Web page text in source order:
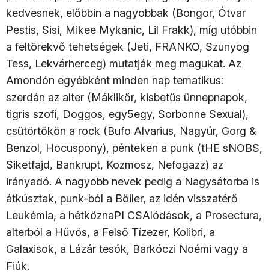
kedvesnek, előbbin a nagyobbak (Bongor, Ótvar
Pestis, Sisi, Mikee Mykanic, Lil Frakk), míg utóbbin
a feltörekvő tehetségek (Jeti, FRANKO, Szunyog
Tess, Lekvárherceg) mutatják meg magukat. Az
Amondón egyébként minden nap tematikus:
szerdán az alter (Máklikőr, kisbetűs ünnepnapok,
tigris szofi, Doggos, egy5egy, Sorbonne Sexual),
csütörtökön a rock (Bufo Alvarius, Nagyúr, Gorg &
Benzol, Hocuspony), pénteken a punk (tHE sNOBS,
Siketfajd, Bankrupt, Kozmosz, Nefogazz) az
irányadó. A nagyobb nevek pedig a Nagysátorba is
átkúsztak, punk-ból a Böiler, az idén visszatérő
Leukémia, a hétköznaPI CSAlódások, a Prosectura,
alterból a Hűvös, a Felső Tízezer, Kolibri, a
Galaxisok, a Lázár tesók, Barkóczi Noémi vagy a
Fiúk.